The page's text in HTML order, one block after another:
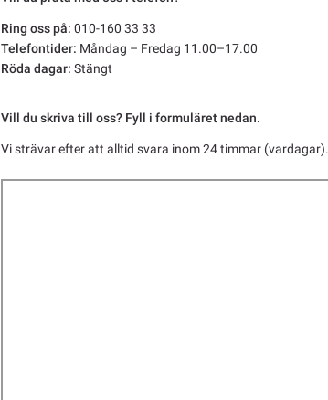
Ring oss på: 010-160 33 33
Telefontider: Måndag – Fredag 11.00–17.00
Röda dagar: Stängt
Vill du skriva till oss? Fyll i formuläret nedan.
Vi strävar efter att alltid svara inom 24 timmar (vardagar).